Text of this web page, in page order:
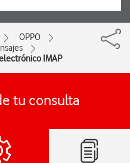
OPPO
IMAP
tu consulta